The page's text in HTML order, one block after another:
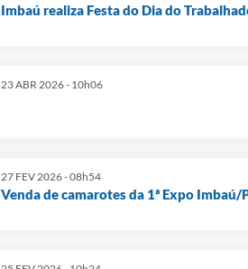
Imbaú realiza Festa do Dia do
23 ABR 2026 - 10h06
27 FEV 2026 - 08h54
Venda de camarotes da 1ª Expo